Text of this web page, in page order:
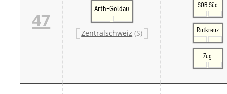
47
Arth-Goldau
Zentralschweiz (S)
SOB Süd
Rotkreuz
Zug